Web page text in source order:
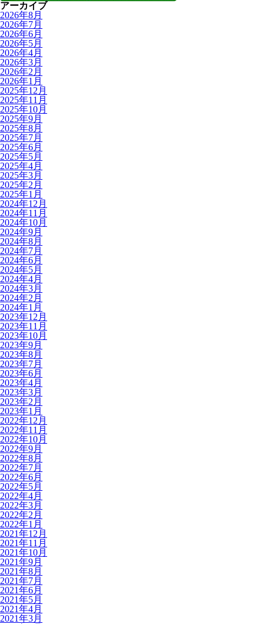
アーカイブ
2026年8月
2026年7月
2026年6月
2026年5月
2026年4月
2026年3月
2026年2月
2026年1月
2025年12月
2025年11月
2025年10月
2025年9月
2025年8月
2025年7月
2025年6月
2025年5月
2025年4月
2025年3月
2025年2月
2025年1月
2024年12月
2024年11月
2024年10月
2024年9月
2024年8月
2024年7月
2024年6月
2024年5月
2024年4月
2024年3月
2024年2月
2024年1月
2023年12月
2023年11月
2023年10月
2023年9月
2023年8月
2023年7月
2023年6月
2023年4月
2023年3月
2023年2月
2023年1月
2022年12月
2022年11月
2022年10月
2022年9月
2022年8月
2022年7月
2022年6月
2022年5月
2022年4月
2022年3月
2022年2月
2022年1月
2021年12月
2021年11月
2021年10月
2021年9月
2021年8月
2021年7月
2021年6月
2021年5月
2021年4月
2021年3月